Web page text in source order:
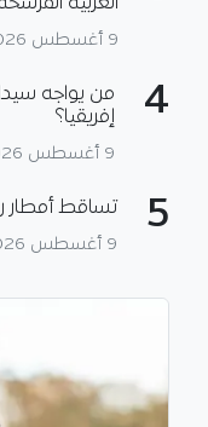
9 أغسطس 2026
4
من يواجه
إفريقيا؟
9 أغسطس 2026
5 تساقط أمطار
9 أغسطس 2026